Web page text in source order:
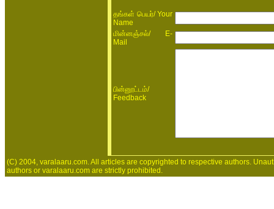
தங்கள் பெயர்/ Your
Name
மின்னஞ்சல்/ E-
Mail
பின்னூட்டம்/
Feedback
(C) 2004, varalaaru.com. All articles are copyrighted to respective authors.
authors or varalaaru.com are strictly prohibited.